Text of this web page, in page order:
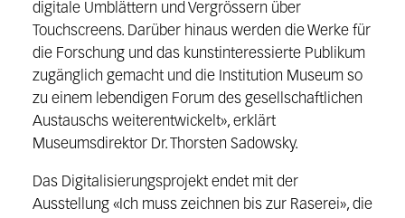
digitale Umblättern und Vergrössern über
Touchscreens. Darüber hinaus werden die Werke für
die Forschung und das kunstinteressierte Publikum
zugänglich gemacht und die Institution Museum so
zu einem lebendigen Forum des gesellschaftlichen
Austauschs weiterentwickelt», erklärt
Museumsdirektor Dr. Thorsten Sadowsky.
Das Digitalisierungsprojekt endet mit der
Ausstellung «Ich muss zeichnen bis zur Raserei», die